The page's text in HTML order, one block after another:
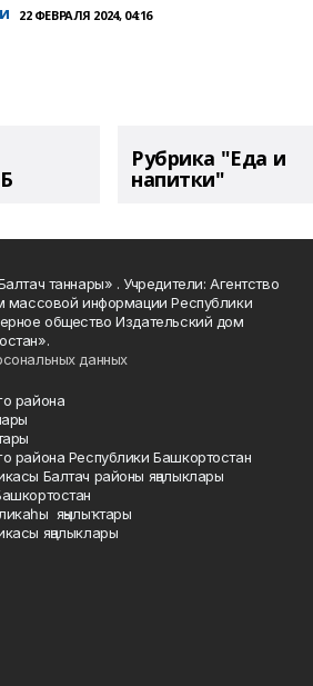
22 ФЕВРАЛЯ 2024, 04:16
Рубрика "Еда и
напитки"
таннары» . Учредители: Агентство
массовой информации Республики
общество Издательский дом
данных
района
района Республики Башкортостан
Балтач районы яңалыклары
яңылыҡтары
яңалыклары